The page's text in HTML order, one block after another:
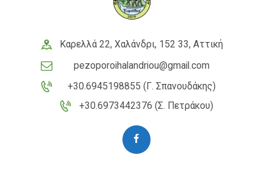
Καρελλά 22, Χαλάνδρι, 152 33, Αττική
pezoporoihalandriou@gmail.com
+30.6945198855 (Γ. Σπανουδάκης)
+30.6973442376 (Σ. Πετράκου)